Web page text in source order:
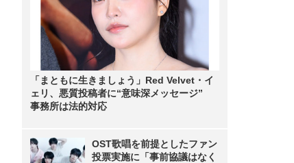
「まともに生きましょう」Red Velvet・イ
ェリ、悪質投稿者に“意味深メッセージ”
事務所は法的対応
OST歌唱を前提としたファン
投票実施に「事前協議はなく